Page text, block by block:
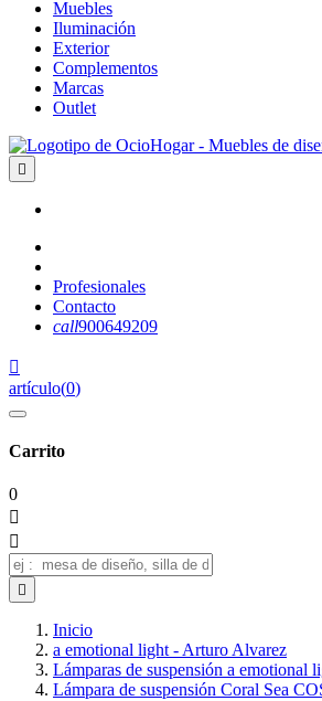
Muebles
Iluminación
Exterior
Complementos
Marcas
Outlet

Profesionales
Contacto
call900649209

artículo(0)
Carrito
0



Inicio
a emotional light - Arturo Alvarez
Lámparas de suspensión a emotional
Lámpara de suspensión Coral Sea